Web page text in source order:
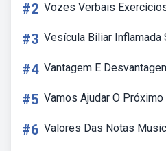
#2 Vozes Verbais
#3 Vesícula Biliar Inflamada
#4 Vantagem E
#5 Vamos Ajudar O Próximo
#6 Valores Das Notas